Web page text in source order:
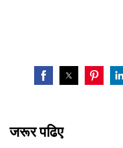
जरूर पढिए